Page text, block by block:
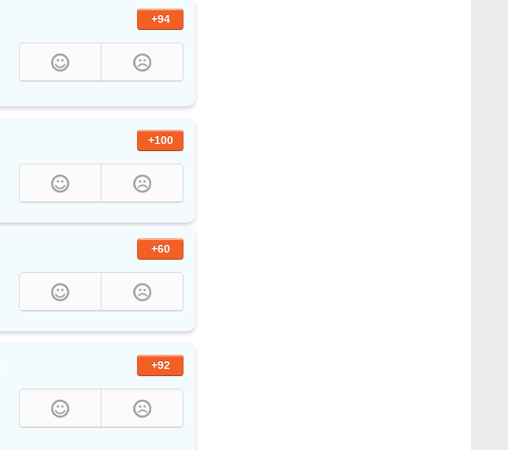
+94
+100
+60
+92